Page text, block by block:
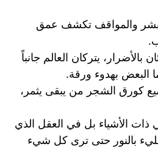
والمواقف تكشف عمق
يتركان العالم جانباً
البعض بهدوء ورقة.
كورق الشجر من يبقى يثمر،
الأشياء بل في العقل الذي
بالنور حتى ترى كل شيء